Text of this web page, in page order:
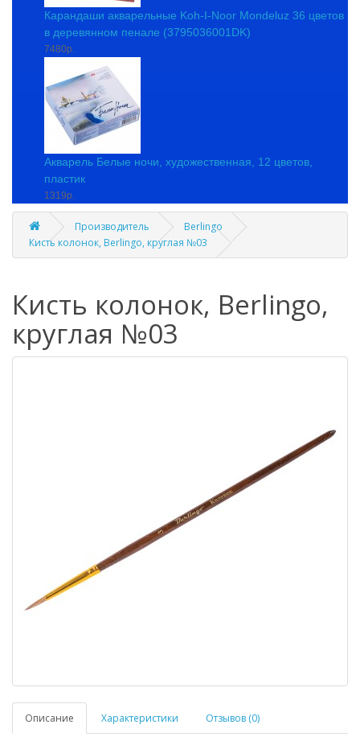
Карандаши акварельные Koh-I-Noor Mondeluz 36 цветов
в деревянном пенале (3795036001DK)
7480р.
Акварель Белые ночи, художественная, 12 цветов,
пластик
1319р.
Производитель
Berlingo
Кисть колонок, Berlingo, круглая №03
Кисть колонок, Berlingo,
круглая №03
Описание Характеристики Отзывов (0)